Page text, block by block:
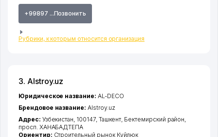
+99897 ...Позвонить
Рубрики, к которым относится организация
3. Alstroy.uz
Юридическое название: AL-DECO
Брендовое название: Alstroy.uz
Адрес: Узбекистан, 100147, Ташкент, Бектемирский район,
просп. ХАНАБАДТЕПА
Ориентир: Строительный рынок Куйлюк